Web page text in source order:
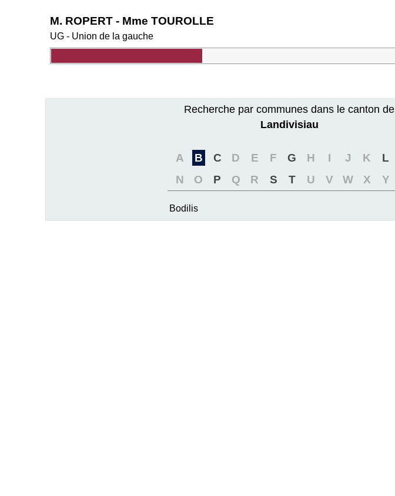
M. ROPERT - Mme TOUROLLE
UG - Union de la gauche
Recherche par communes dans le canton de
Landivisiau
A B C D E F G H I J K L
N
O P Q R S T U V W X Y
Bodilis